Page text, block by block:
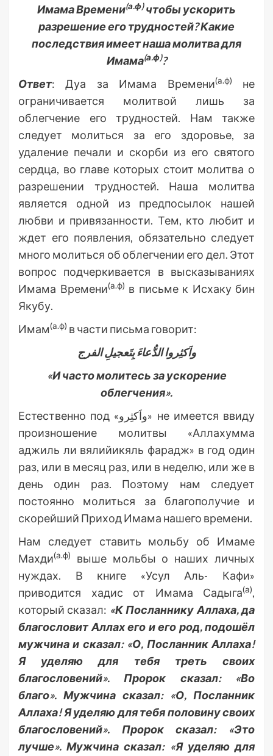
Имама Времени(а.ф)чтобы ускорить
разрешение его трудностей? Какие
последствия имеет наша молитва для
Имама(а.ф)?
Ответ: Дуа за Имама Времени(а.ф)
не
ограничивается молитвой лишь за
облегчение его трудностей. Нам также
следует молиться за его здоровье, за
удаление печали и скорби из его святого
сердца, во главе которых стоит молитва о
разрешении трудностей. Наша молитва
является одной из предпосылок нашей
любви и привязанности. Тем, кто любит и
ждет его появления, обязательно следует
много молиться об облегчении его дел. Этот
вопрос подчеркивается в высказываниях
Имама Времени(а.ф) в письме к Исхаку бин
Якубу.
Имам(а.ф) в части письма говорит:
واَکثِروا الدُّعاءَ بِتَعجیلِ الفرج
«И часто молитесь за ускорение
облегчения».
Естественно под «واَکثِرو» не имеется ввиду
произношение молитвы «Аллахумма
аджиль ли вялийикяль фарадж» в год один
раз, или в месяц раз, или в неделю, или же в
день один раз. Поэтому нам следует
постоянно молиться за благополучие и
скорейший Приход Имама нашего времени.
Нам следует ставить мольбу об Имаме
Махди(а.ф)
выше мольбы о наших личных
нуждах. В книге «Усул Аль- Кафи»
приводится хадис от Имама Садыга(а),
который сказал: «К Посланнику Аллаха, да
благословит Аллах его и его род, подошёл
мужчина и сказал: «О, Посланник Аллаха!
Я уделяю для тебя треть своих
благословений». Пророк сказал: «Во
благо». Мужчина сказал: «О, Посланник
Аллаха! Я уделяю для тебя половину своих
благословений». Пророк сказал: «Это
лучше». Мужчина сказал: «Я уделяю для